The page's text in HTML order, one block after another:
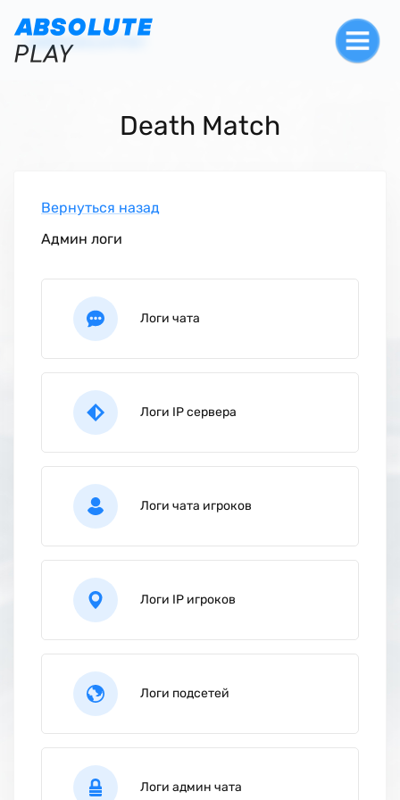
Death Match
Админ логи
Вернуться назад
Логи чата
Логи IP сервера
Логи чата игроков
Логи IP игроков
Логи подсетей
Логи админ чата